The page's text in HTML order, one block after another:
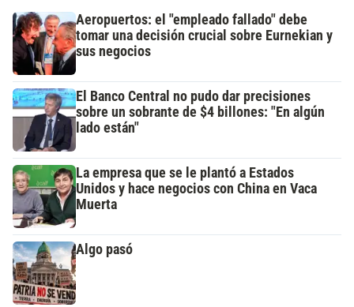
Aeropuertos: el "empleado fallado" debe
tomar una decisión crucial sobre Eurnekian y
sus negocios
El Banco Central no pudo dar precisiones
sobre un sobrante de $4 billones: "En algún
lado están"
La empresa que se le plantó a Estados
Unidos y hace negocios con China en Vaca
Muerta
Algo pasó